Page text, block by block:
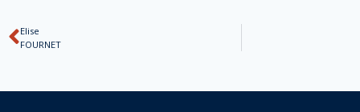
Elise
FOURNET